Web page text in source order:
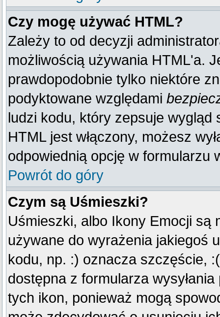
Czy mogę używać HTML?
Zależy to od decyzji
możliwością używania HTML'a.
prawdopodobnie tylko niektóre
podyktowane względami
ludzi kodu, który zepsuje wygląd
HTML jest włączony, możesz
odpowiednią opcję w formularzu
Powrót do góry
Czym są Uśmieszki?
Uśmieszki, albo Ikony Emocji są
używane do wyrażenia jakiegoś
kodu, np. :) oznacza szczęście,
dostępna z formularza
tych ikon, ponieważ mogą